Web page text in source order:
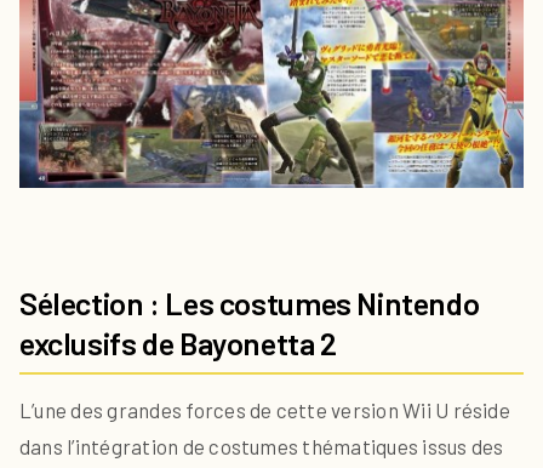
Sélection : Les costumes Nintendo
exclusifs de Bayonetta 2
L’une des grandes forces de cette version Wii U réside
dans l’intégration de costumes thématiques issus des